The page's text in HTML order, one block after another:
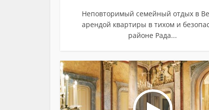
Неповторимый семейный отдых в
арендой квартиры в тихом и
районе Рада...